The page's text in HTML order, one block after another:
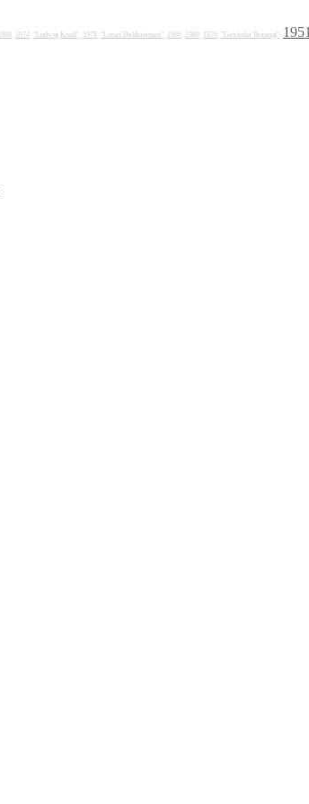
1988 1974 "Ludwig Knoll" 1978 "Lunas Delikatessen" 1986 1989 1976 "Getränke Breunig" 1951